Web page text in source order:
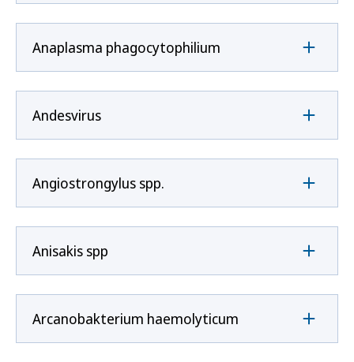
Anaplasma phagocytophilium
Andesvirus
Angiostrongylus spp.
Anisakis spp
Arcanobakterium haemolyticum